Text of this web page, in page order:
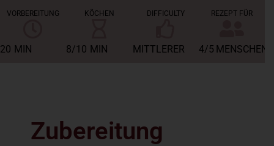
VORBEREITUNG
20 MIN
KÖCHEN
8/10 MIN
DIFFICULTY
MITTLERER
REZEPT FÜR
4/5 MENSCHEN
Zubereitung